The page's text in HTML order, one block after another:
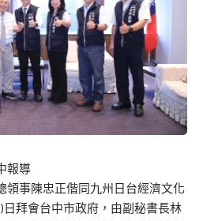
報導
領事陳忠正偕同九州日台經濟文化
拜會台中市政府，由副秘書長林